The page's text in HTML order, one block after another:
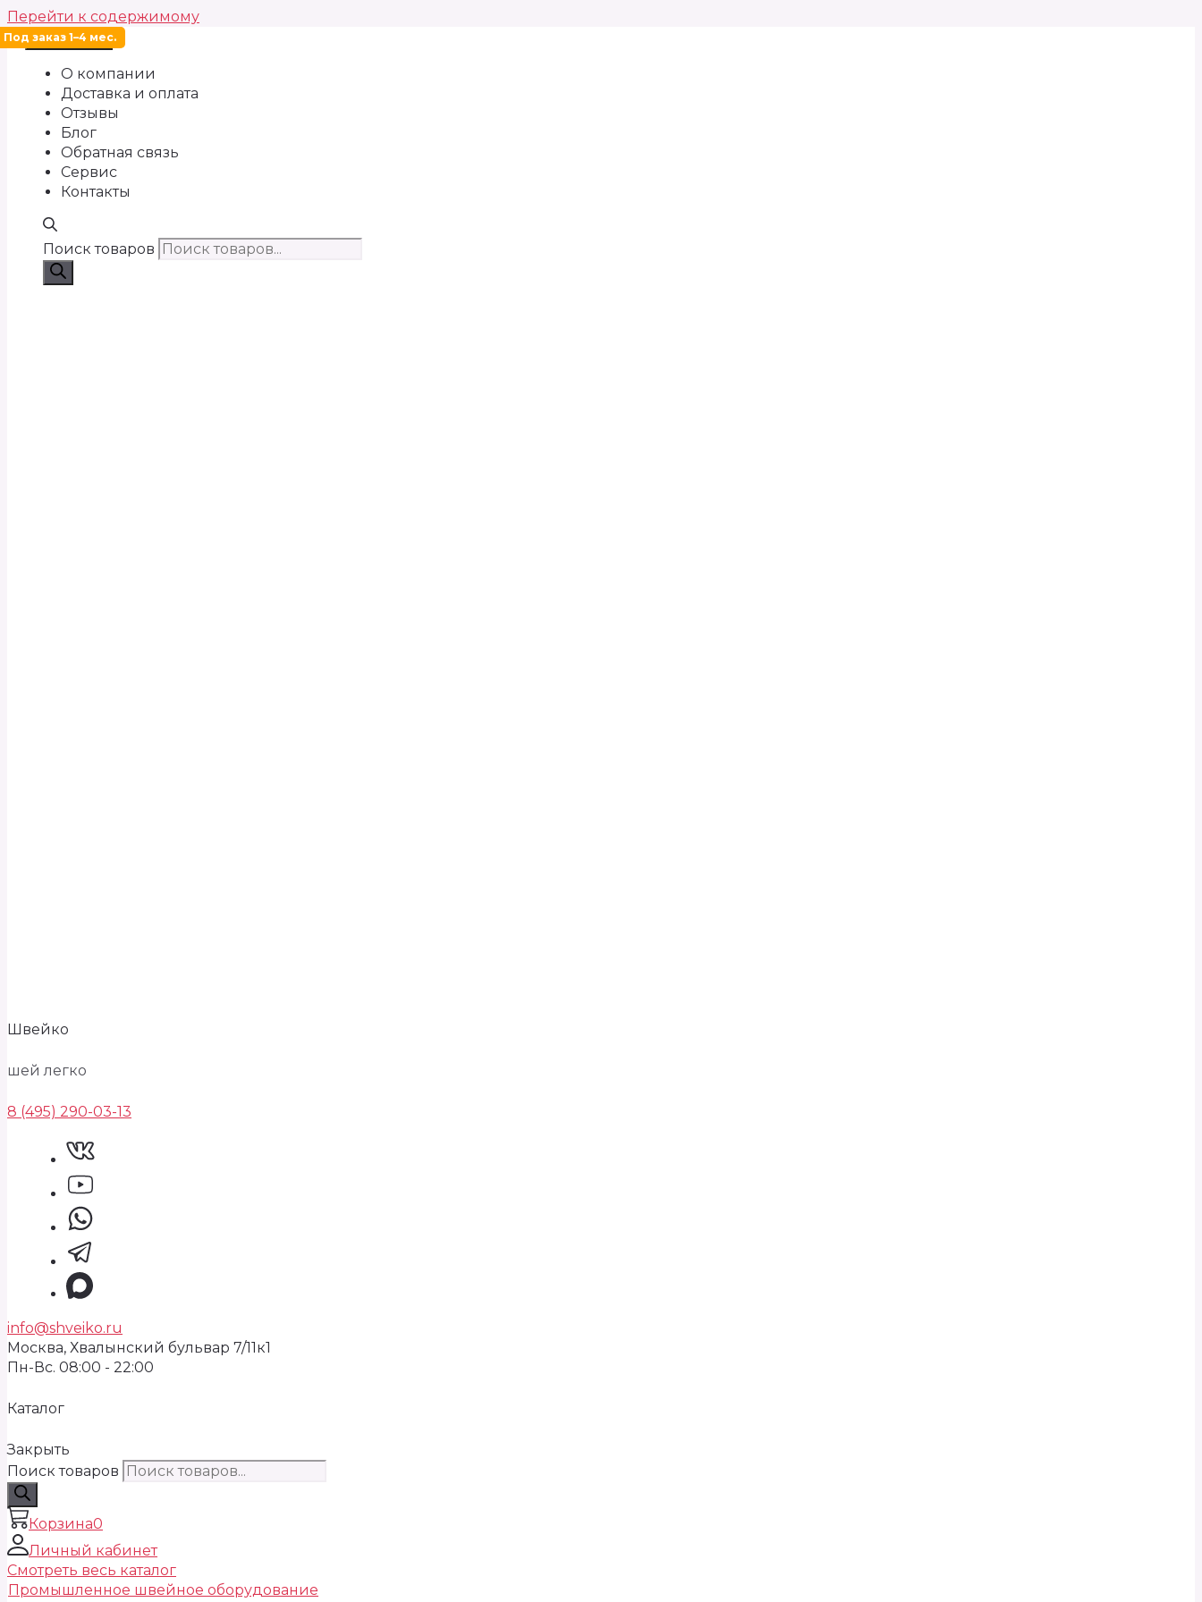
Перейти к содержимому
Меню
О компании
Доставка и оплата
Отзывы
Блог
Обратная связь
Сервис
Контакты
Поиск товаров
Швейко
шей легко
8 (495) 290-03-13
info@shveiko.ru
Москва, Хвалынский бульвар 7/11к1
Пн-Вс. 08:00 - 22:00
Каталог
Закрыть
Поиск товаров
Корзина0
Личный кабинет
Смотреть весь каталог
Промышленное швейное оборудование
Под заказ 1–4 мес.